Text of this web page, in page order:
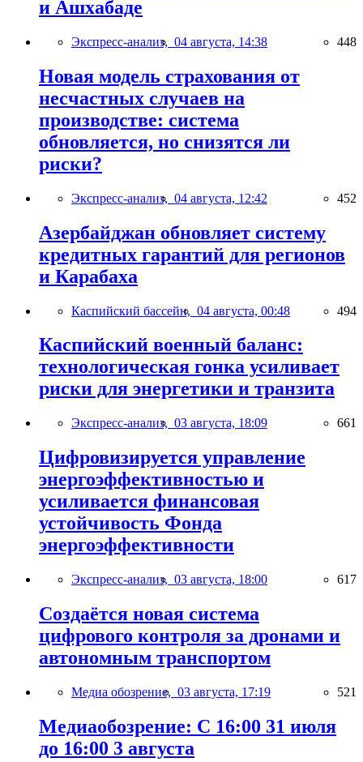
и Ашхабаде
Экспресс-анализ, 04 августа, 14:38 448
Новая модель страхования от
несчастных случаев на
производстве: система
обновляется, но снизятся ли
риски?
Экспресс-анализ, 04 августа, 12:42 452
Азербайджан обновляет систему
кредитных гарантий для регионов
и Карабаха
Каспийский бассейн, 04 августа, 00:48 494
Каспийский военный баланс:
технологическая гонка усиливает
риски для энергетики и транзита
Экспресс-анализ, 03 августа, 18:09 661
Цифровизируется управление
энергоэффективностью и
усиливается финансовая
устойчивость Фонда
энергоэффективности
Экспресс-анализ, 03 августа, 18:00 617
Создаётся новая система
цифрового контроля за дронами и
автономным транспортом
Медиа обозрение, 03 августа, 17:19 521
Медиаобозрение: С 16:00 31 июля
до 16:00 3 августа